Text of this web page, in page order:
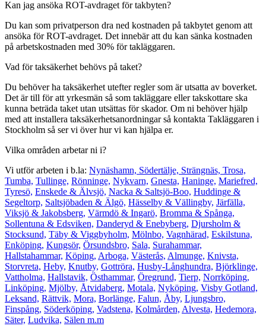
Kan jag ansöka ROT-avdraget för takbyten?
Du kan som privatperson dra ned kostnaden på takbytet genom att
ansöka för ROT-avdraget. Det innebär att du kan sänka kostnaden
på arbetskostnaden med 30% för takläggaren.
Vad för taksäkerhet behövs på taket?
Du behöver ha taksäkerhet utefter regler som är utsatta av boverket.
Det är till för att yrkesmän så som takläggare eller takskottare ska
kunna beträda taket utan utsättas för skador. Om ni behöver hjälp
med att installera taksäkerhetsanordningar så kontakta Takläggaren i
Stockholm så ser vi över hur vi kan hjälpa er.
Vilka områden arbetar ni i?
Vi utför arbeten i b.la: Nynäshamn, Södertälje, Strängnäs, Trosa,
Tumba, Tullinge, Rönninge, Nykvarn, Gnesta, Haninge, Mariefred,
Tyresö, Enskede & Älvsjö, Nacka & Saltsjö-Boo, Huddinge &
Segeltorp, Saltsjöbaden & Älgö, Hässelby & Vällingby, Järfälla,
Viksjö & Jakobsberg, Värmdö & Ingarö, Bromma & Spånga,
Sollentuna & Edsviken, Danderyd & Enebyberg, Djursholm &
Stocksund, Täby & Viggbyholm, Mölnbo, Vagnhärad, Eskilstuna,
Enköping, Kungsör, Örsundsbro, Sala, Surahammar,
Hallstahammar, Köping, Arboga, Västerås, Almunge, Knivsta,
Storvreta, Heby, Knutby, Gottröra, Husby-Långhundra, Björklinge,
Vattholma, Hallstavik, Östhammar, Öregrund, Tierp, Norrköping,
Linköping, Mjölby, Åtvidaberg, Motala, Nyköping, Visby Gotland,
Leksand, Rättvik, Mora, Borlänge, Falun, Åby, Ljungsbro,
Finspång, Söderköping, Vadstena, Kolmården, Alvesta, Hedemora,
Säter, Ludvika, Sälen m.m